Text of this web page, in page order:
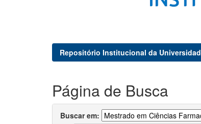
Repositório Institucional da
Página de Busca
Buscar em: